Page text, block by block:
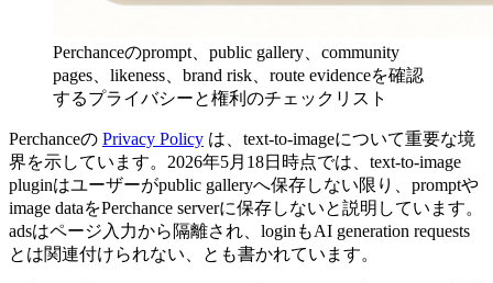
Perchanceのprompt、public gallery、community
pages、likeness、brand risk、route evidenceを確認
するプライバシーと権利のチェックリスト
Perchanceの Privacy Policy は、text-to-imageについて重要な境
界を示しています。2026年5月18日時点では、text-to-image
pluginはユーザーがpublic galleryへ保存しない限り、promptや
image dataをPerchance serverに保存しないと説明しています。
adsはページ入力から隔離され、loginもAI generation requests
とは関連付けられない、とも書かれています。